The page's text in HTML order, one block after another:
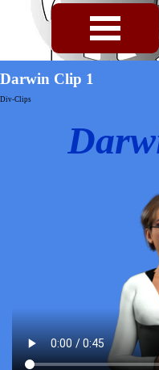
Direkt zum SeiteninhaltMenü
Darwin Clip 1
Div-Clips